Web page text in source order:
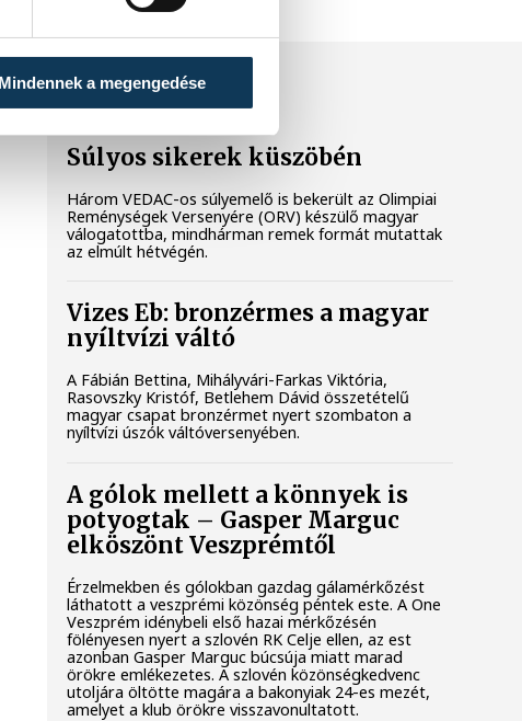
Mindennek a megengedése
Súlyos sikerek küszöbén
Három VEDAC-os súlyemelő is bekerült az Olimpiai
Reménységek Versenyére (ORV) készülő magyar
válogatottba, mindhárman remek formát mutattak
az elmúlt hétvégén.
Vizes Eb: bronzérmes a magyar
nyíltvízi váltó
A Fábián Bettina, Mihályvári-Farkas Viktória,
Rasovszky Kristóf, Betlehem Dávid összetételű
magyar csapat bronzérmet nyert szombaton a
nyíltvízi úszók váltóversenyében.
A gólok mellett a könnyek is
potyogtak – Gasper Marguc
elköszönt Veszprémtől
Érzelmekben és gólokban gazdag gálamérkőzést
láthatott a veszprémi közönség péntek este. A One
Veszprém idénybeli első hazai mérkőzésén
fölényesen nyert a szlovén RK Celje ellen, az est
azonban Gasper Marguc búcsúja miatt marad
örökre emlékezetes. A szlovén közönségkedvenc
utoljára öltötte magára a bakonyiak 24-es mezét,
amelyet a klub örökre visszavonultatott.